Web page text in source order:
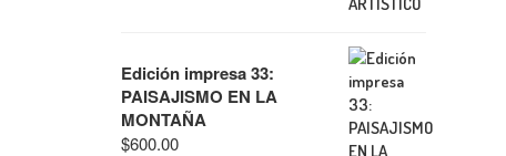
Edición impresa 33:
PAISAJISMO EN LA
MONTAÑA
$600.00